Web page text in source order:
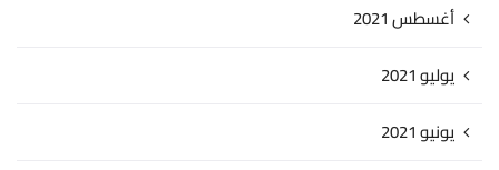
أغسطس 2021
يوليو 2021
يونيو 2021